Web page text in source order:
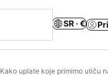
SR · €
Kako uplate koje primimo utiču